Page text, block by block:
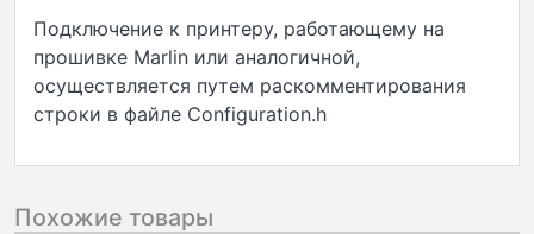
Подключение к принтеру, работающему на
прошивке Marlin или аналогичной,
осуществляется путем раскомментирования
строки в файле Configuration.h
Похожие товары